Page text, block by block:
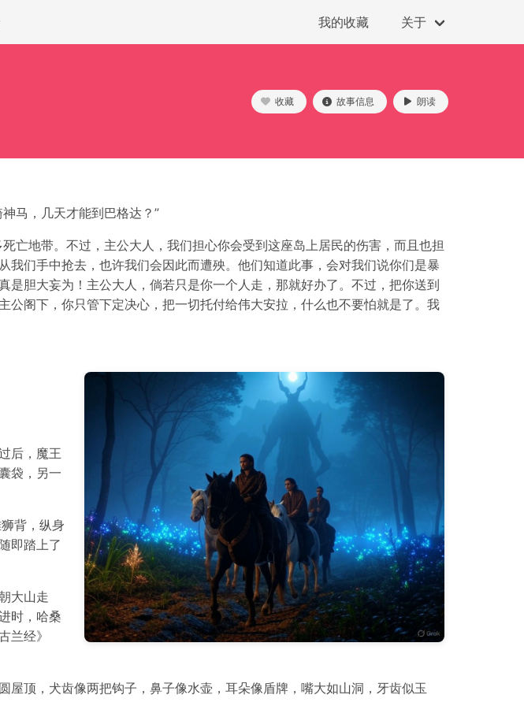
我的收藏 关于
收藏 故事信息 朗读
马，几天才能到巴格达？”
亡地带。不过，主公大人，我们担心你会受到这座岛上居民的伤害，而且也担
们手中抢去，也许我们会因此而遭殃。他们知道此事，会对我们说你们是暴
胆大妄为！主公大人，倘若只是你一个人走，那就好办了。不过，把你送到
阁下，你只管下定决心，把一切托付给伟大安拉，什么也不要怕就是了。我
后，魔王
袋，另一
背，纵身
即踏上了
大山走
时，哈桑
兰经》
顶，犬齿像两把钩子，鼻子像水壶，耳朵像盾牌，嘴大如山洞，牙齿似玉